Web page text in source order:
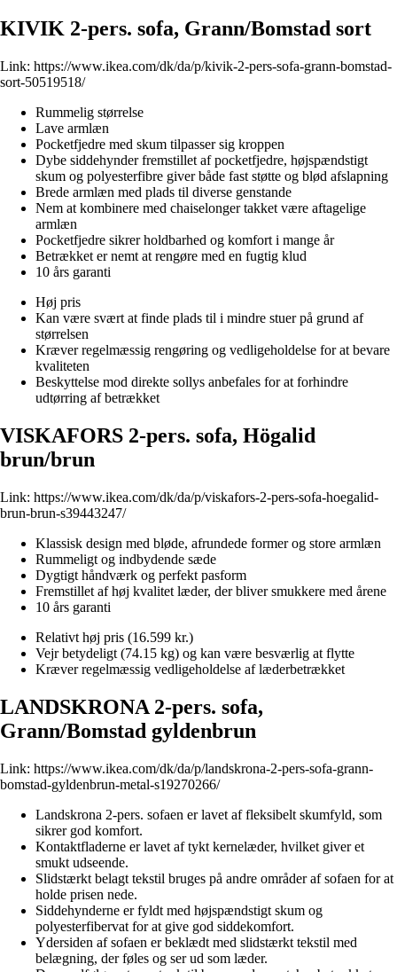
KIVIK 2-pers. sofa, Grann/Bomstad sort
Link: https://www.ikea.com/dk/da/p/kivik-2-pers-sofa-grann-bomstad-
sort-50519518/
Rummelig størrelse
Lave armlæn
Pocketfjedre med skum tilpasser sig kroppen
Dybe siddehynder fremstillet af pocketfjedre, højspændstigt
skum og polyesterfibre giver både fast støtte og blød afslapning
Brede armlæn med plads til diverse genstande
Nem at kombinere med chaiselonger takket være aftagelige
armlæn
Pocketfjedre sikrer holdbarhed og komfort i mange år
Betrækket er nemt at rengøre med en fugtig klud
10 års garanti
Høj pris
Kan være svært at finde plads til i mindre stuer på grund af
størrelsen
Kræver regelmæssig rengøring og vedligeholdelse for at bevare
kvaliteten
Beskyttelse mod direkte sollys anbefales for at forhindre
udtørring af betrækket
VISKAFORS 2-pers. sofa, Högalid
brun/brun
Link: https://www.ikea.com/dk/da/p/viskafors-2-pers-sofa-hoegalid-
brun-brun-s39443247/
Klassisk design med bløde, afrundede former og store armlæn
Rummeligt og indbydende sæde
Dygtigt håndværk og perfekt pasform
Fremstillet af høj kvalitet læder, der bliver smukkere med årene
10 års garanti
Relativt høj pris (16.599 kr.)
Vejr betydeligt (74.15 kg) og kan være besværlig at flytte
Kræver regelmæssig vedligeholdelse af læderbetrækket
LANDSKRONA 2-pers. sofa,
Grann/Bomstad gyldenbrun
Link: https://www.ikea.com/dk/da/p/landskrona-2-pers-sofa-grann-
bomstad-gyldenbrun-metal-s19270266/
Landskrona 2-pers. sofaen er lavet af fleksibelt skumfyld, som
sikrer god komfort.
Kontaktfladerne er lavet af tykt kernelæder, hvilket giver et
smukt udseende.
Slidstærkt belagt tekstil bruges på andre områder af sofaen for at
holde prisen nede.
Siddehynderne er fyldt med højspændstigt skum og
polyesterfibervat for at give god siddekomfort.
Ydersiden af ​​sofaen er beklædt med slidstærkt tekstil med
belægning, der føles og ser ud som læder.